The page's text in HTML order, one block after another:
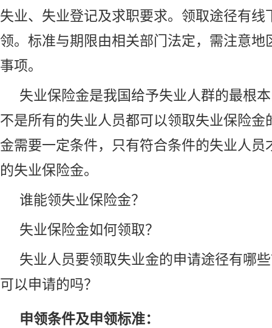
失业、失业登记及求职要求。领取途径有线
领。标准与期限由相关部门法定，需注意地
事项。
失业保险金是我国给予失业人群的最根
不是所有的失业人员都可以领取失业保险金
金需要一定条件，只有符合条件的失业人员
的失业保险金。
谁能领失业保险金？
失业保险金如何领取？
失业人员要领取失业金的申请途径有哪
可以申请的吗？
申领条件及申领标准：